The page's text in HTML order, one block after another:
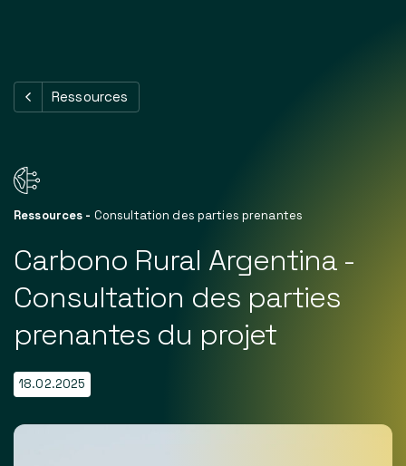
Nos services
Dernières nouvelles
A propos de
Contact
FR
Ressources
Ressources - Consultation des parties prenantes
Carbono Rural Argentina -
Consultation des parties
prenantes du projet
18.02.2025